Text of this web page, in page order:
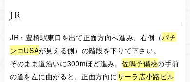
JR
JR・豊橋駅東口を出て正面方向へ進み、右側（パチ
ンコUSAが見える側）の階段を下りて下さい。
そのまま道沿いに300mほど進み、 佐鳴予備校の手前
の道を左に曲がると、正面方向にサーラ広小路ビル